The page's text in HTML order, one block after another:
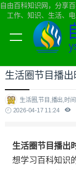
自由百科知识网，分享
工作、知识、生活、
当前位置：自由百科知
生活圈节目播
生活圈,节目,播出,时
2026-04-17 11:24
生活圈节目播出
想学习百科知识